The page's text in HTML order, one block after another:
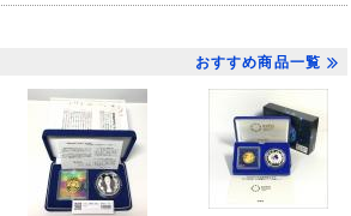
おすすめ商品一覧